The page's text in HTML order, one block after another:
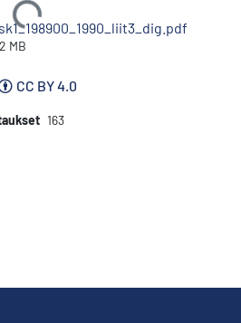
MB
CC BY 4.0
163